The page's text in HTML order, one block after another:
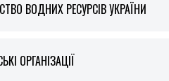
ВОДНИХ РЕСУРСІВ УКРАЇНИ
ОРГАНІЗАЦІЇ